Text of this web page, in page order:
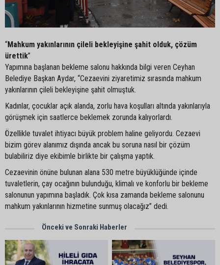
“Mahkum yakınlarının çileli bekleyişine şahit olduk, çözüm
ürettik”
Yapımına başlanan bekleme salonu hakkında bilgi veren Ceyhan
Belediye Başkan Aydar, “Cezaevini ziyaretimiz sırasında mahkum
yakınlarının çileli bekleyişine şahit olmuştuk.
Kadınlar, çocuklar açık alanda, zorlu hava koşulları altında yakınlarıyla
görüşmek için saatlerce beklemek zorunda kalıyorlardı.
Özellikle tuvalet ihtiyacı büyük problem haline geliyordu. Cezaevi
bizim görev alanımız dışında ancak bu soruna nasıl bir çözüm
bulabiliriz diye ekibimle birlikte bir çalışma yaptık.
Cezaevinin önüne bulunan alana 530 metre büyüklüğünde içinde
tuvaletlerin, çay ocağının bulunduğu, klimalı ve konforlu bir bekleme
salonunun yapımına başladık. Çok kısa zamanda bekleme salonunu
mahkum yakınlarının hizmetine sunmuş olacağız” dedi.
Önceki ve Sonraki Haberler